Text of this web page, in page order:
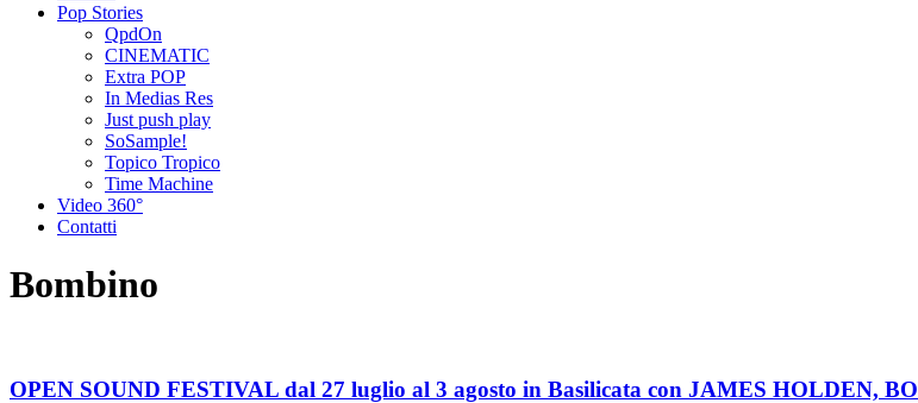
Pop Stories
QpdOn
CINEMATIC
Extra POP
In Medias Res
Just push play
SoSample!
Topico Tropico
Time Machine
Video 360°
Contatti
Bombino
OPEN SOUND FESTIVAL dal 27 luglio al 3 agosto in Basilicata con JAMES HOLDEN,